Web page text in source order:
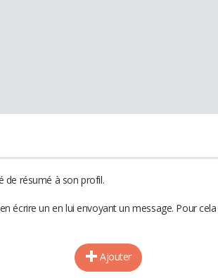
de résumé à son profil.
écrire un en lui envoyant un message. Pour
Ajouter